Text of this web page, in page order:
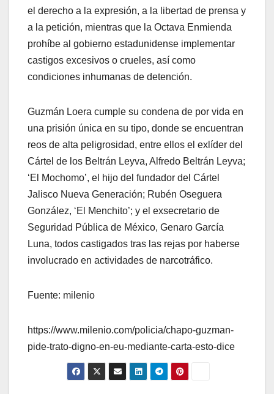
el derecho a la expresión, a la libertad de prensa y
a la petición, mientras que la Octava Enmienda
prohíbe al gobierno estadunidense implementar
castigos excesivos o crueles, así como
condiciones inhumanas de detención.
Guzmán Loera cumple su condena de por vida en
una prisión única en su tipo, donde se encuentran
reos de alta peligrosidad, entre ellos el exlíder del
Cártel de los Beltrán Leyva, Alfredo Beltrán Leyva;
‘El Mochomo’, el hijo del fundador del Cártel
Jalisco Nueva Generación; Rubén Oseguera
González, ‘El Menchito’; y el exsecretario de
Seguridad Pública de México, Genaro García
Luna, todos castigados tras las rejas por haberse
involucrado en actividades de narcotráfico.
Fuente: milenio
https://www.milenio.com/policia/chapo-guzman-
pide-trato-digno-en-eu-mediante-carta-esto-dice